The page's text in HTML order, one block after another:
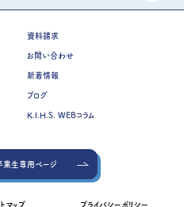
資料請求
お問い合わせ
新着情報
ブログ
K.I.H.S. WEBコラム
業生専用ページ
マップ プライバシーポリシー